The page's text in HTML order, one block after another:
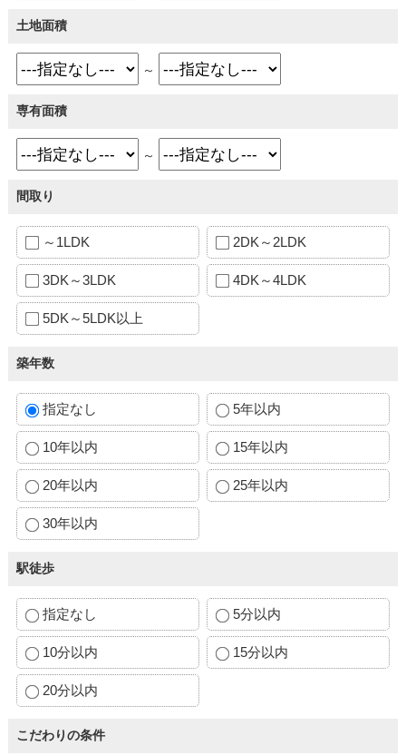
土地面積
～
専有面積
～
間取り
～1LDK 2DK～2LDK
3DK～3LDK 4DK～4LDK
5DK～5LDK以上
築年数
指定なし 5年以内
10年以内 15年以内
20年以内 25年以内
30年以内
駅徒歩
指定なし 5分以内
10分以内 15分以内
20分以内
こだわりの条件